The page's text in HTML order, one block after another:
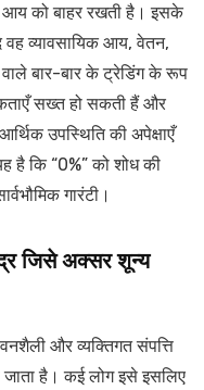
आय को बाहर रखती है। इसके
वह व्यावसायिक आय, वेतन,
वाले बार-बार के ट्रेडिंग के रूप
सख्त हो सकती हैं और
उपस्थिति की अपेक्षाएँ
है कि “0%” को शोध की
गारंटी।
जिसे अक्सर शून्य
और व्यक्तिगत संपत्ति
है। कई लोग इसे इसलिए